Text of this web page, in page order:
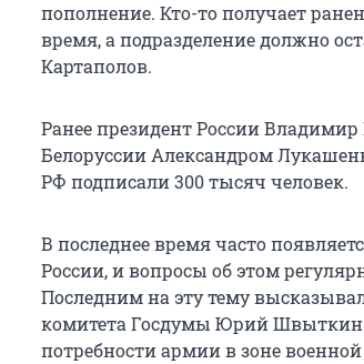
пополнение. Кто-то получает
время, а подразделение должно
Картаполов.
Ранее президент России
Белоруссии Александром
РФ подписали 300 тысяч человек.
В последнее время часто
России, и вопросы об этом
Последним на эту тему
комитета Госдумы Юрий
потребности армии в зоне